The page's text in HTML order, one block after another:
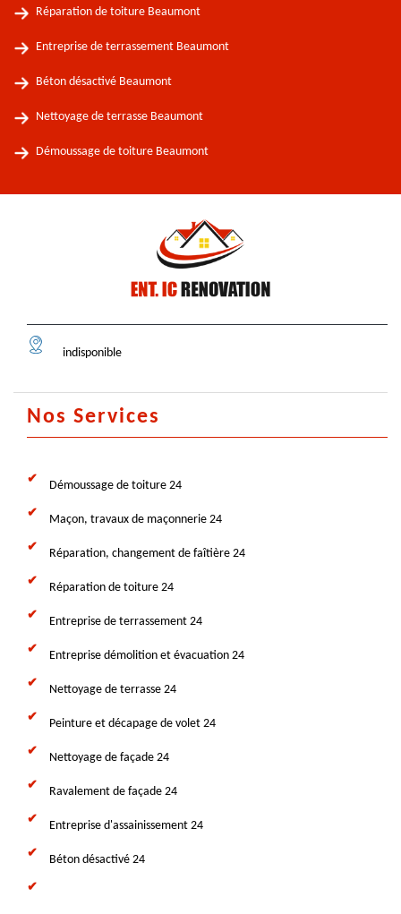
Réparation de toiture Beaumont
Entreprise de terrassement Beaumont
Béton désactivé Beaumont
Nettoyage de terrasse Beaumont
Démoussage de toiture Beaumont
indisponible
Nos Services
Démoussage de toiture 24
Maçon, travaux de maçonnerie 24
Réparation, changement de faîtière 24
Réparation de toiture 24
Entreprise de terrassement 24
Entreprise démolition et évacuation 24
Nettoyage de terrasse 24
Peinture et décapage de volet 24
Nettoyage de façade 24
Ravalement de façade 24
Entreprise d'assainissement 24
Béton désactivé 24